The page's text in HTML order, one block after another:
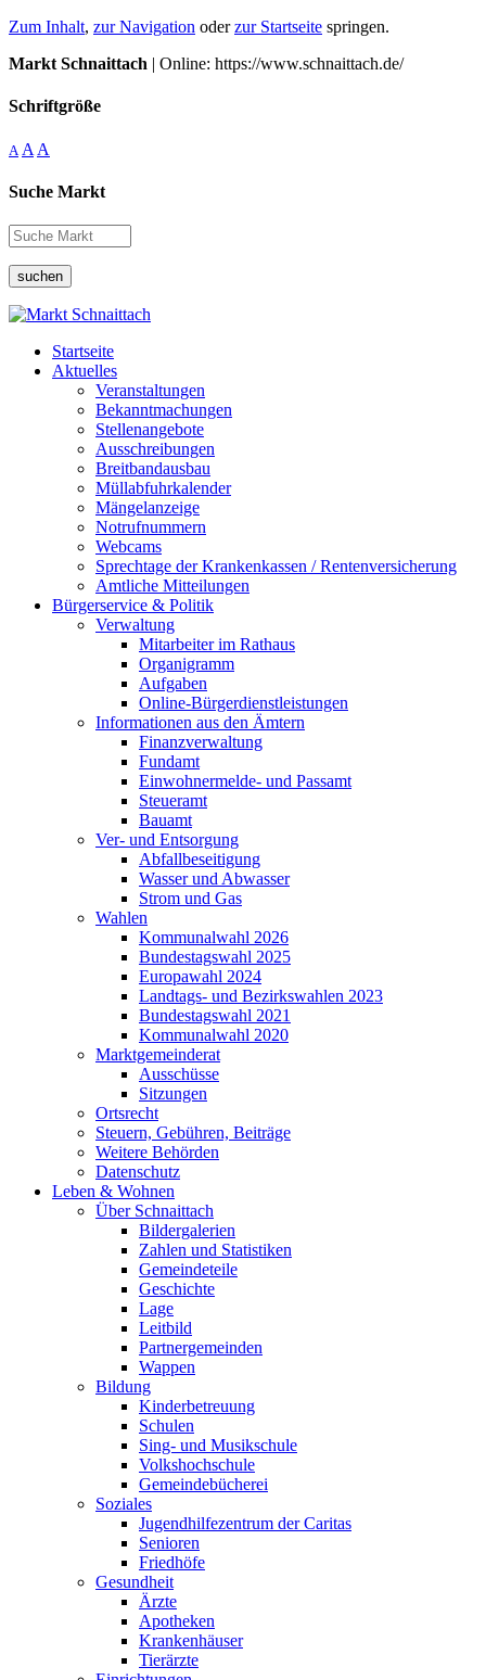
Zum Inhalt, zur Navigation oderzur Startseite springen.
Markt Schnaittach | Online: https://www.schnaittach.de/
Schriftgröße
A A A
Suche Markt
suchen
Startseite
Aktuelles
Veranstaltungen
Bekanntmachungen
Stellenangebote
Ausschreibungen
Breitbandausbau
Müllabfuhrkalender
Mängelanzeige
Notrufnummern
Webcams
Sprechtage der Krankenkassen / Rentenversicherung
Amtliche Mitteilungen
Bürgerservice & Politik
Verwaltung
Mitarbeiter im Rathaus
Organigramm
Aufgaben
Online-Bürgerdienstleistungen
Informationen aus den Ämtern
Finanzverwaltung
Fundamt
Einwohnermelde- und Passamt
Steueramt
Bauamt
Ver- und Entsorgung
Abfallbeseitigung
Wasser und Abwasser
Strom und Gas
Wahlen
Kommunalwahl 2026
Bundestagswahl 2025
Europawahl 2024
Landtags- und Bezirkswahlen 2023
Bundestagswahl 2021
Kommunalwahl 2020
Marktgemeinderat
Ausschüsse
Sitzungen
Ortsrecht
Steuern, Gebühren, Beiträge
Weitere Behörden
Datenschutz
Leben & Wohnen
Über Schnaittach
Bildergalerien
Zahlen und Statistiken
Gemeindeteile
Geschichte
Lage
Leitbild
Partnergemeinden
Wappen
Bildung
Kinderbetreuung
Schulen
Sing- und Musikschule
Volkshochschule
Gemeindebücherei
Soziales
Jugendhilfezentrum der Caritas
Senioren
Friedhöfe
Gesundheit
Ärzte
Apotheken
Krankenhäuser
Tierärzte